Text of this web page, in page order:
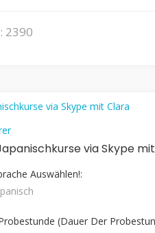
2390
via Skype
Auswählen!:
(Dauer Der